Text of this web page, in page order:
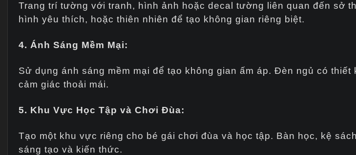
Trang trí tường với tranh, hình ảnh hoặc decal tường liên quan đến sở
hình yêu thích, hoặc thiên nhiên để tạo không gian riêng biệt.
4. Ánh Sáng Mềm Mại:
Sử dụng ánh sáng mềm mại để tạo không gian ấm áp. Đèn ngủ có
cảm giác thoải mái.
5. Khu Vực Học Tập và Chơi Đùa:
Tạo một khu vực riêng cho bé gái chơi đùa và học tập. Bàn học, kệ
sáng tạo và kiến thức.